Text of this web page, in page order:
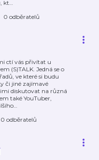
kt…
0 odběratelů
ctí vás přivítat u
(S)TALK. Jedná se o
ve které si budu
či jiné zajímavé
diskutovat na různá
také YouTuber,
…
0 odběratelů